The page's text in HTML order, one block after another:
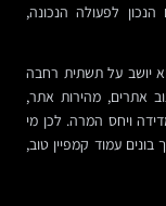
לפעולה הנכונה,
יושב על תשתית רחבה
אתרים, מהירות אתר,
ויחס המרה. לכן מי
עמוד קמפיין טוב,